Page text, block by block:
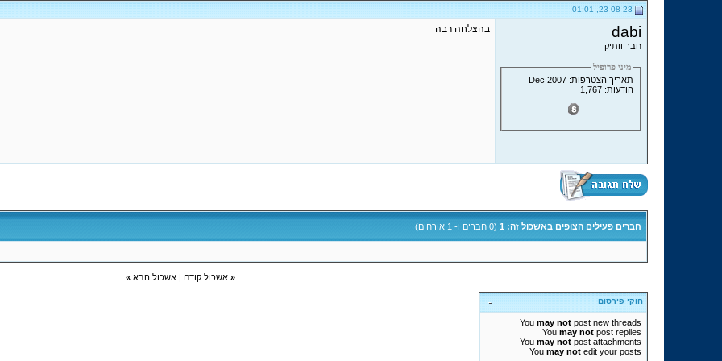
dabi
חבר וותיק
מיני פרופיל
תאריך הצטרפות: Dec 2007
הודעות: 1,767
בהצלחה רבה
חברים פעילים הצופים באשכול זה: 1 (0 חברים ו- 1 אורחים)
« אשכול קודם | אשכול הבא »
חוקי פירסום
You may not post new threads
You may not post replies
You may not post attachments
You may not edit your posts